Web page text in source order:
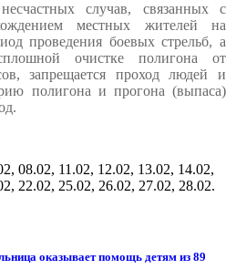
случав, связанных с
местных жителей на
проведения боевых стрельб, а
очистке полигона от
запрещается проход людей и
полигона и прогона (выпаса)
08.02, 11.02, 12.02, 13.02, 14.02,
22.02, 25.02, 26.02, 27.02, 28.02.
оказывает помощь детям из 89